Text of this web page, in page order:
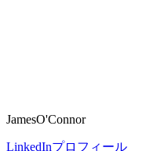
JamesO'Connor
LinkedInプロフィール